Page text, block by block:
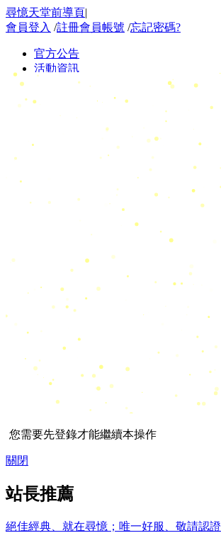
尋憶天堂前導頁|
會員登入 /註冊會員帳號 /忘記密碼?
您需要先登錄才能繼續本操作
關閉
站長推薦
絕佳經典、就在尋憶；唯一好服、敬請認證